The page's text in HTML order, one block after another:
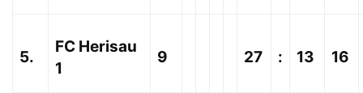
5.
FC Herisau
1
9 27 : 13 16